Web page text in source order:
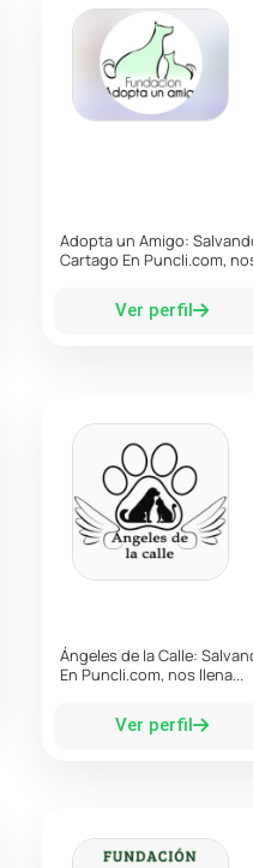
Adopta un Amigo:
Cartago En Puncli.com,
Ver perfil
Ángeles de la Calle:
En Puncli.com, nos llena...
Ver perfil